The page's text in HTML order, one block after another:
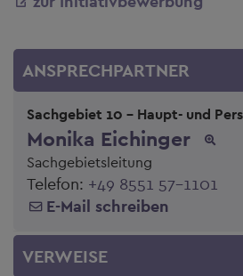
ANSPRECHPARTNER
Sachgebiet 10 - Haupt- und
Monika Eichinger
Sachgebietsleitung
Telefon: +49 8551 57-1101
E-Mail schreiben
VERWEISE